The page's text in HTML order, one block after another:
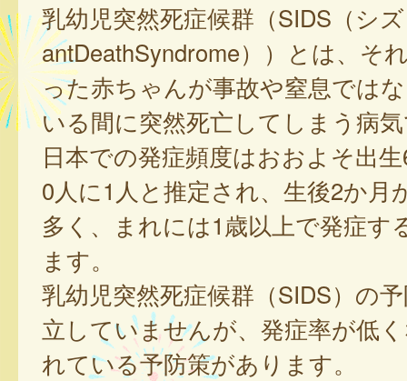
乳幼児突然死症候群（SIDS（シ
antDeathSyndrome））とは、そ
った赤ちゃんが事故や窒息では
いる間に突然死亡してしまう病
日本での発症頻度はおおよそ出
0人に1人と推定され、生後2か月
多く、まれには1歳以上で発症す
ます。
乳幼児突然死症候群（SIDS）の
立していませんが、発症率が低
れている予防策があります。